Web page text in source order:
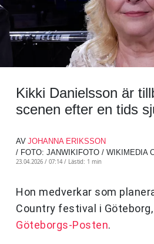
Kikki Danielsson är
scenen efter en tids
AV JOHANNA ERIKSSON
/ FOTO: JANWIKIFOTO / WIKIMEDIA
23.04.2026 / 07:14 / Lästid: 1 min
Hon medverkar som
Country festival i
Göteborgs-Posten.